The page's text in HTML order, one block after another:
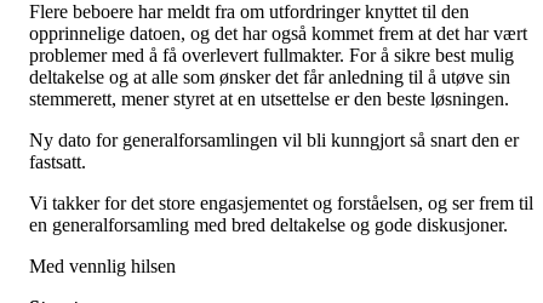
Flere beboere har meldt fra om utfordringer knyttet til den
opprinnelige datoen, og det har også kommet frem at det har vært
problemer med å få overlevert fullmakter. For å sikre best mulig
deltakelse og at alle som ønsker det får anledning til å utøve sin
stemmerett, mener styret at en utsettelse er den beste løsningen.
Ny dato for generalforsamlingen vil bli kunngjort så snart den er
fastsatt.
Vi takker for det store engasjementet og forståelsen, og ser frem til
en generalforsamling med bred deltakelse og gode diskusjoner.
Med vennlig hilsen